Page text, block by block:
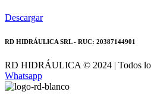
Descargar
RD HIDRÁULICA SRL - RUC: 20387144901
RD HIDRÁULICA © 2024 | Todos
Whatsapp